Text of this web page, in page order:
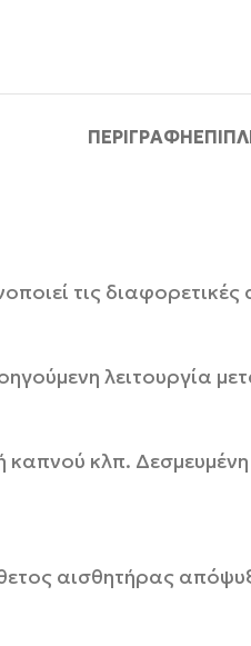
ΠΕΡΙΓΡΑΦΉ
τις
λειτουργία
καπνού κλπ.
αισθητήρας